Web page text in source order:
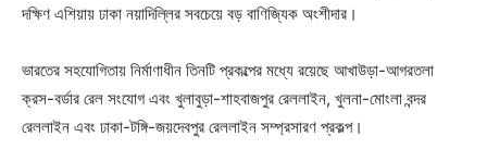
দক্ষিণ এশিয়ায় ঢাকা নয়াদিল্লির সবচেয়ে বড় বাণিজ্যিক অংশীদার।
ভারতের সহযোগিতায় নির্মাণাধীন তিনটি প্রকল্পের মধ্যে রয়েছে আখাউড়া-আগরতলা
ক্রস-বর্ডার রেল সংযোগ এবং খুলাবুড়া-শাহবাজপুর রেললাইন, খুলনা-মোংলা বন্দর
রেললাইন এবং ঢাকা-টঙ্গি-জয়দেবপুর রেললাইন সম্প্রসারণ প্রকল্প।